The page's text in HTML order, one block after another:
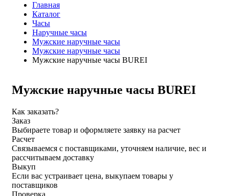
Главная
Каталог
Часы
Наручные часы
Мужские наручные часы
Мужские наручные часы
Мужские наручные часы BUREI
Мужские наручные часы BUREI
Как заказать?
Заказ
Выбираете товар и оформляете заявку на расчет
Расчет
Связываемся с поставщиками, уточняем наличие, вес и
рассчитываем доставку
Выкуп
Если вас устраивает цена, выкупаем товары у
поставщиков
Проверка